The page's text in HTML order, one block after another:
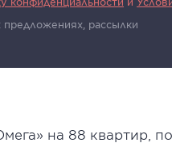
рассылки
на 88 квартир,